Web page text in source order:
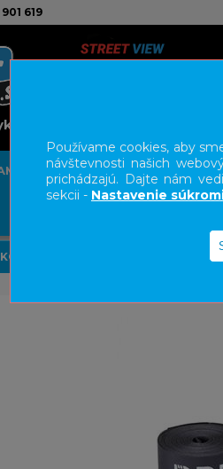
619
PREDAJNA SERVIS
KOLESÁ/RÁFKY
Používame cookies, aby
návštevnosti našich
prichádzajú. Dajte nám
sekcii - Nastavenie